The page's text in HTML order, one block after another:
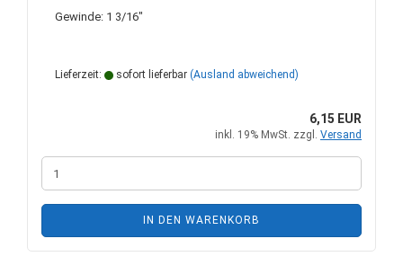
Gewinde: 1 3/16"
Lieferzeit: sofort lieferbar (Ausland abweichend)
6,15 EUR
inkl. 19% MwSt. zzgl. Versand
IN DEN WARENKORB